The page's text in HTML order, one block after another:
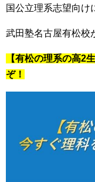
国公立理系志望向け
武田塾名古屋有松校
【有松の理系の高2
ぞ！